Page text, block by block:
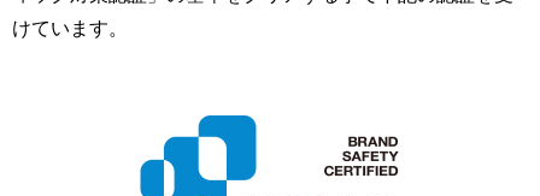
けています。